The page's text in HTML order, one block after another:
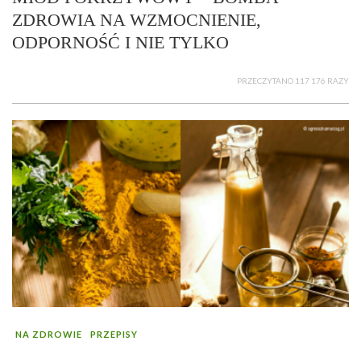
ZDROWIA NA WZMOCNIENIE,
ODPORNOŚĆ I NIE TYLKO
PRZECZYTANO 117 176 RAZY
NA ZDROWIE PRZEPISY